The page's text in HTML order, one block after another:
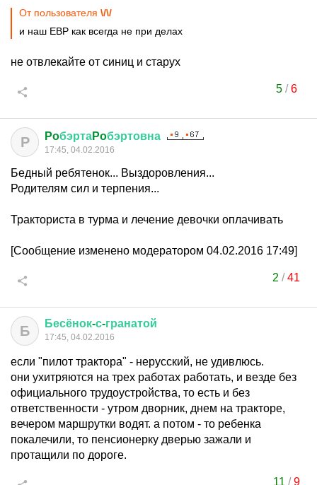
От пользователя \/\/
и наш ЕВР как всегда не при делах
не отвлекайте от синиц и старух
5/6
P PoбэртаPoбэртовна
17:45, 04.02.2016
Бедный ребятенок... Выздоровления...
Родителям сил и терпения...
Тракториста в турма и лечение девочки оплачивать
[Сообщение изменено модератором 04.02.2016 17:49]
2 /41
Б Бесёнок-с-гранатой
17:45, 04.02.2016
если "пилот трактора" - нерусский, не удивлюсь.
они ухитряются на трех работах работать, и везде без
официального трудоустройства, то есть и без
ответственности - утром дворник, днем на тракторе,
вечером маршрутки водят. а потом - то ребенка
покалечили, то пенсионерку дверью зажали и
протащили по дороге.
11 /9